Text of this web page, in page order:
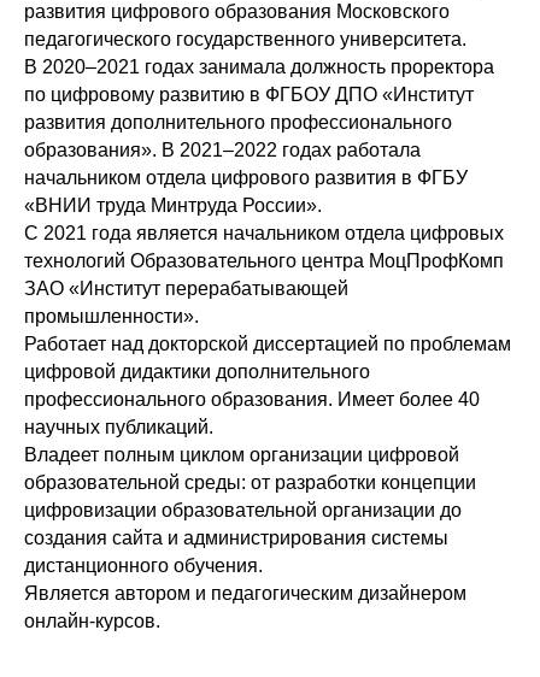
развития цифрового образования Московского
педагогического государственного университета.
В 2020–2021 годах занимала должность проректора
по цифровому развитию в ФГБОУ ДПО «Институт
развития дополнительного профессионального
образования». В 2021–2022 годах работала
начальником отдела цифрового развития в ФГБУ
«ВНИИ труда Минтруда России».
С 2021 года является начальником отдела цифровых
технологий Образовательного центра МоцПрофКомп
ЗАО «Институт перерабатывающей
промышленности».
Работает над докторской диссертацией по проблемам
цифровой дидактики дополнительного
профессионального образования. Имеет более 40
научных публикаций.
Владеет полным циклом организации цифровой
образовательной среды: от разработки концепции
цифровизации образовательной организации до
создания сайта и администрирования системы
дистанционного обучения.
Является автором и педагогическим дизайнером
онлайн-курсов.